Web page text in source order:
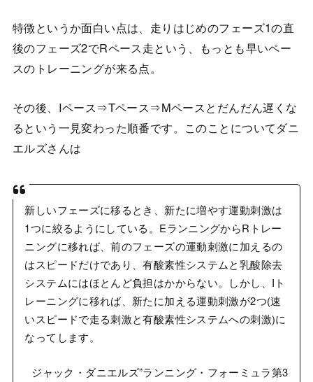
特徴というか面白い点は、走りはじめのフェーズ1の直
後のフェーズ2でRペース走という、もっとも早いペー
スのトレーニングが来る点。
その後、Iペース⇒Tペース⇒Mペースとだんだん遅くな
るという一見変わった順番です。このことについてダニ
エルズさんは
新しいフェーズに移るとき、新たに増やす運動刺激は
1つに絞るようにしている。EランニングからRトレー
ニングに移れば、前のフェーズの運動刺激に加えるの
はスピードだけであり、有酸素性システムと乳酸除去
システムにはほとんど負担はかからない。しかし、Iト
レーニングに移れば、新たに加える運動刺激が2つ(速
いスピードで走る刺激と有酸素性システムへの刺激)に
なってします。
ジャック・ダニエルズ”ランニング・フォーミュラ第3